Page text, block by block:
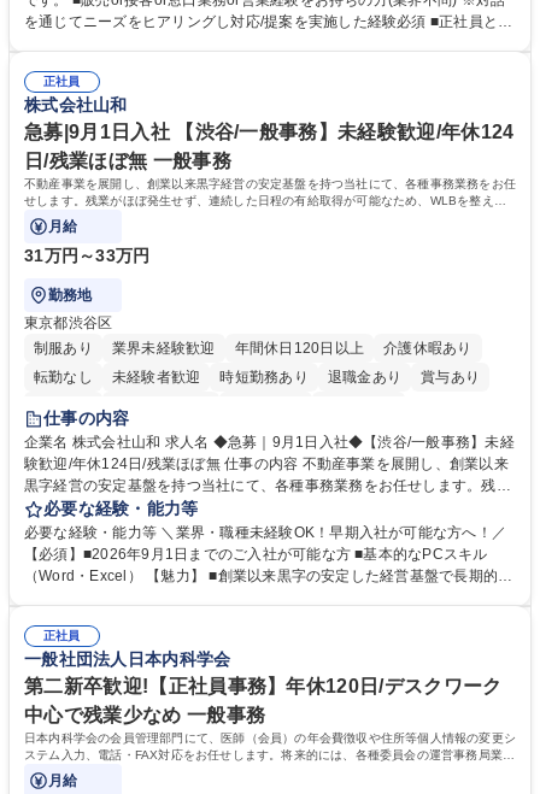
に必ずご覧ください≫ ※記事 https://www.mysite.bk.mufg.jp/career/circle/
を通じてニーズをヒアリングし対応/提案を実施した経験必須 ■正社員とし
るので安心して入行いただけます。 幅広いキャリアの選択肢があり、公募
や社内副業等を活用し、 一人ひとりが挑戦できるカルチャーが浸透してい
ます。 学歴・資格 学歴：大学院 大学 高専 短大 専修学校 高校 語学力：
資格：
正社員
株式会社山和
急募|9月1日入社 【渋谷/一般事務】未経験歓迎/年休124
日/残業ほぼ無 一般事務
不動産事業を展開し、創業以来黒字経営の安定基盤を持つ当社にて、各種事務業務をお任
せします。残業がほぼ発生せず、連続した日程の有給取得が可能なため、WLBを整えた
い方にお勧めの環境です！
月給
31万円～33万円
勤務地
東京都渋谷区
制服あり
業界未経験歓迎 年間休日120日以上
介護休暇あり
転勤なし
未経験者歓迎 時短勤務あり 退職金あり
賞与あり
育休あり
完全週休2日制
仕事の内容
企業名 株式会社山和 求人名 ◆急募｜9月1日入社◆【渋谷/一般事務】未経
験歓迎/年休124日/残業ほぼ無 仕事の内容 不動産事業を展開し、創業以来
黒字経営の安定基盤を持つ当社にて、各種事務業務をお任せします。残業
がほぼ発生せず、連続した日程の有給取得が可能なため、WLBを整えたい
方にお勧めの環境です！ 入社後はOJTを通じて丁寧に研修を行いますの
で、事務未経験の方でも安心して臨むことができます。 【業務詳細】■電
話・来客対応 ■物件の鍵や社内の備品管理 ■データ入力や書類作成 ■契約
必要な経験・能力等
必要な経験・能力等 ＼業界・職種未経験OK！早期入社が可能な方へ！／
【必須】■2026年9月1日までのご入社が可能な方 ■基本的なPCスキル
（Word・Excel） 【魅力】 ■創業以来黒字の安定した経営基盤で長期的に
のOJTで業務を習得可能、未経験でもしっかりサポート 学歴・資格 学
歴：大学院 大学 高専 短大 語学力： 資格：
正社員
一般社団法人日本内科学会
第二新卒歓迎!【正社員事務】年休120日/デスクワーク
中心で残業少なめ 一般事務
日本内科学会の会員管理部門にて、医師（会員）の年会費徴収や住所等個人情報の変更シ
ステム入力、電話・FAX対応をお任せします。将来的には、各種委員会の運営事務局業務
などにも幅広く携わっていただきます。
月給